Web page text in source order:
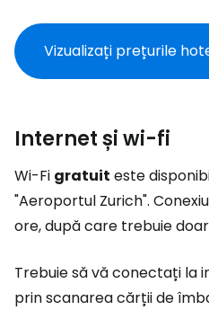
Vizualizați prețurile
Internet și wi-fi
Wi-Fi gratuit este
"Aeroportul Zurich".
ore, după care trebuie
Trebuie să vă conectați la
prin scanarea cărții de